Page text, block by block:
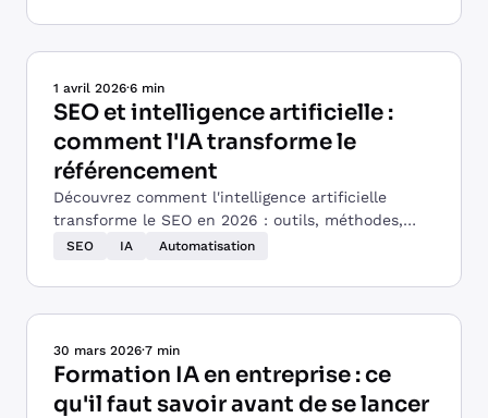
1 avril 2026·6 min
SEO et intelligence artificielle :
comment l'IA transforme le
référencement
Découvrez comment l'intelligence artificielle
transforme le SEO en 2026 : outils, méthodes,
AEO, GEO et ce qui reste irremplaçable côté
SEO IA Automatisation
30 mars 2026·7 min
Formation IA en entreprise : ce
qu'il faut savoir avant de se lancer